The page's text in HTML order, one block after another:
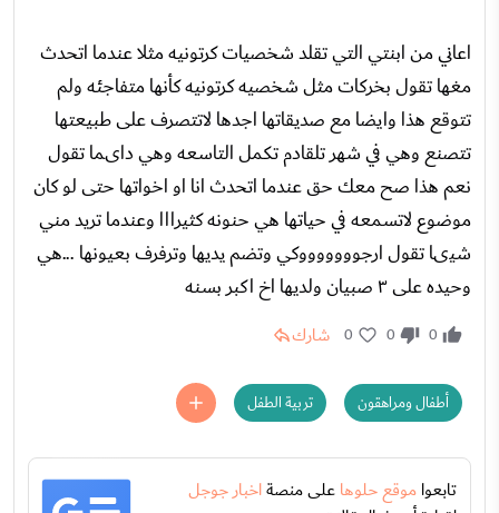
اعاني من ابنتي التي تقلد شخصيات كرتونيه مثلا عندما اتحدث
مغها تقول بخركات مثل شخصيه كرتونيه كأنها متفاجئه ولم
تتوقع هذا وايضا مع صديقاتها اجدها لاتتصرف على طبيعتها
تتصنع وهي في شهر تلقادم تكمل التاسعه وهي داىما تقول
نعم هذا صح معك حق عندما اتحدث انا او اخواتها حتى لو كان
موضوع لاتسمعه في حياتها هي حنونه كثيرااا وعندما تريد مني
شيىا تقول ارجوووووووكي وتضم يديها وترفرف بعيونها ...هي
وحيده على ٣ صبيان ولديها اخ اكبر بسنه
0
0
0 شارك
أطفال ومراهقون تربية الطفل
تابعواموقع حلوهاعلى منصةاخبار جوجل